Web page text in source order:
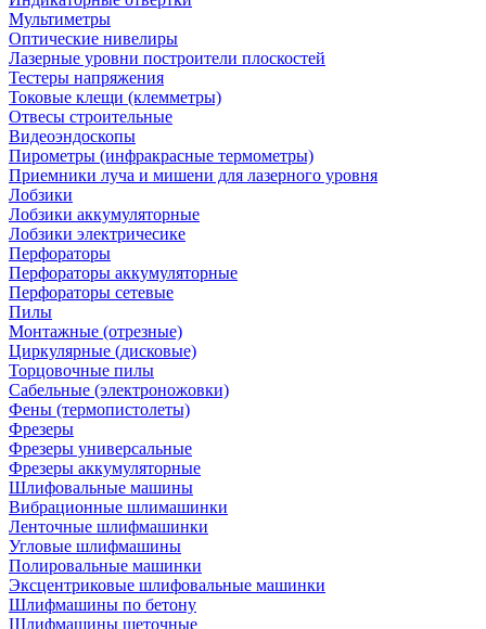
Мультиметры
Оптические нивелиры
Лазерные уровни построители плоскостей
Тестеры напряжения
Токовые клещи (клемметры)
Отвесы строительные
Видеоэндоскопы
Пирометры (инфракрасные термометры)
Приемники луча и мишени для лазерного уровня
Лобзики
Лобзики аккумуляторные
Лобзики электричесике
Перфораторы
Перфораторы аккумуляторные
Перфораторы сетевые
Пилы
Монтажные (отрезные)
Циркулярные (дисковые)
Торцовочные пилы
Сабельные (электроножовки)
Фены (термопистолеты)
Фрезеры
Фрезеры универсальные
Фрезеры аккумуляторные
Шлифовальные машины
Вибрационные шлимашинки
Ленточные шлифмашинки
Угловые шлифмашины
Полировальные машинки
Эксцентриковые шлифовальные машинки
Шлифмашины по бетону
Шлифмашины щеточные